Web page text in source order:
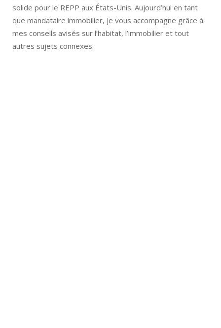
solide pour le REPP aux États-Unis. Aujourd’hui en tant
que mandataire immobilier, je vous accompagne grâce à
mes conseils avisés sur l’habitat, l’immobilier et tout
autres sujets connexes.